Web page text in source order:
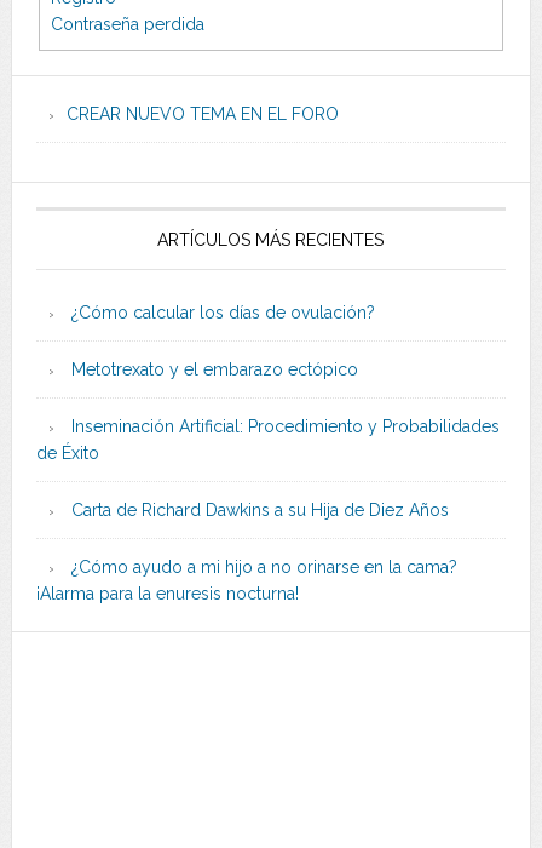
Contraseña perdida
CREAR NUEVO TEMA EN EL FORO
ARTÍCULOS MÁS RECIENTES
¿Cómo calcular los días de ovulación?
Metotrexato y el embarazo ectópico
Inseminación Artificial: Procedimiento y Probabilidades
de Éxito
Carta de Richard Dawkins a su Hija de Diez Años
¿Cómo ayudo a mi hijo a no orinarse en la cama?
¡Alarma para la enuresis nocturna!